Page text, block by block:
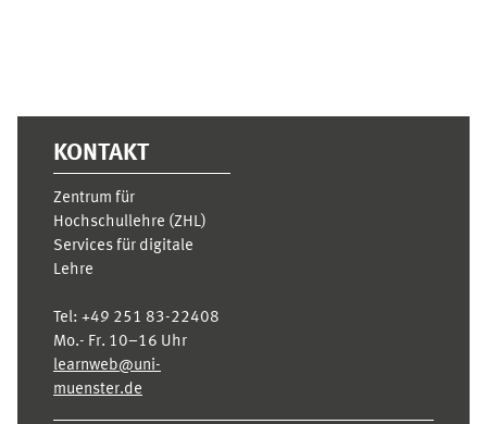
KONTAKT
Zentrum für
Hochschullehre (ZHL)
Services für digitale
Lehre
Tel: +49 251 83-22408
Mo.- Fr. 10–16 Uhr
learnweb@uni-
muenster.de